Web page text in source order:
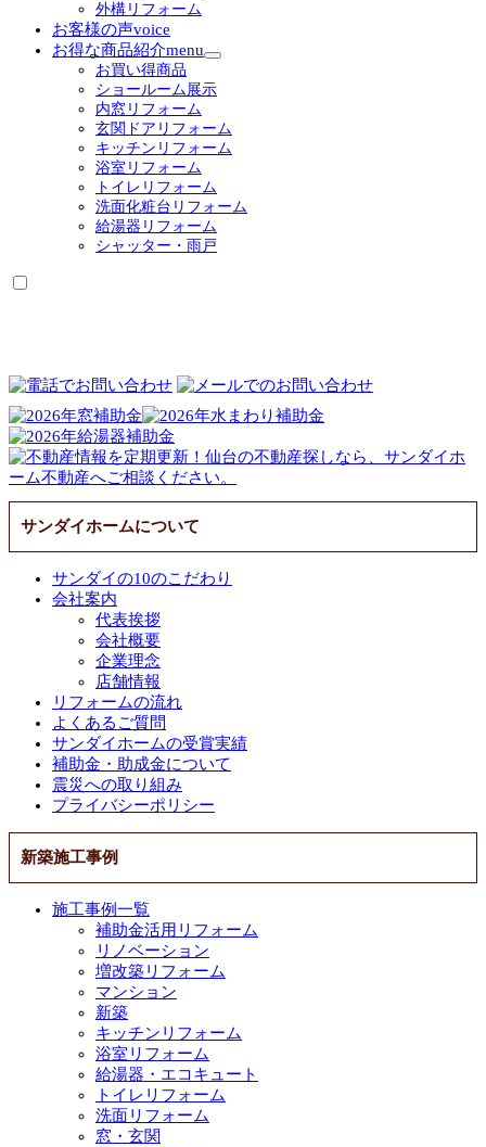
外構リフォーム
お客様の声voice
お得な商品紹介menu
サ
ブ
ニ
ュ
お買い得商品
ショールーム展示
内窓リフォーム
玄関ドアリフォーム
キッチンリフォーム
浴室リフォーム
トイレリフォーム
洗面化粧台リフォーム
給湯器リフォーム
シャッター・雨戸
サンダイホームについて
サンダイの10のこだわり
会社案内
代表挨拶
会社概要
企業理念
店舗情報
リフォームの流れ
よくあるご質問
サンダイホームの受賞実績
補助金・助成金について
震災への取り組み
プライバシーポリシー
新築施工事例
施工事例一覧
補助金活用リフォーム
リノベーション
増改築リフォーム
マンション
新築
キッチンリフォーム
浴室リフォーム
給湯器・エコキュート
トイレリフォーム
洗面リフォーム
窓・玄関